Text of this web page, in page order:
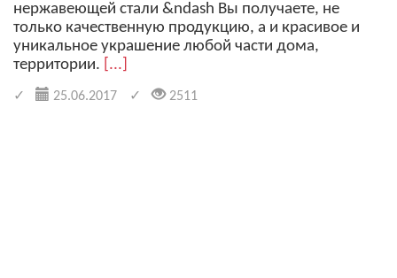
нержавеющей стали &ndash Вы получаете, не
только качественную продукцию, а и красивое и
уникальное украшение любой части дома,
территории.
[...]
25.06.2017 2511